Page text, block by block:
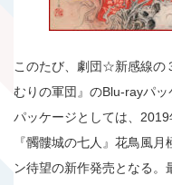
このたび、劇団☆新感線の
むりの軍団』のBlu-rayパ
パッケージとしては、
『髑髏城の七人』花鳥風
ン待望の新作発売となる